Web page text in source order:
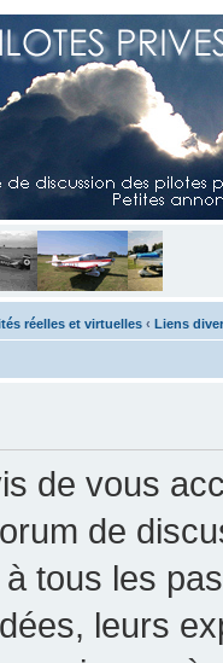
réelles et virtuelles ‹ Liens
de vous
de
tous les
leurs